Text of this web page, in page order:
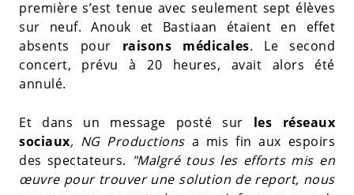
première s’est tenue avec seulement sept élèves
sur neuf. Anouk et Bastiaan étaient en effet
absents pour raisons médicales. Le second
concert, prévu à 20 heures, avait alors été
annulé.
Et dans un message posté sur les réseaux
sociaux, NG Productionsa mis fin aux espoirs
des spectateurs. "Malgré tous les efforts mis en
œuvre pour trouver une solution de report, nous